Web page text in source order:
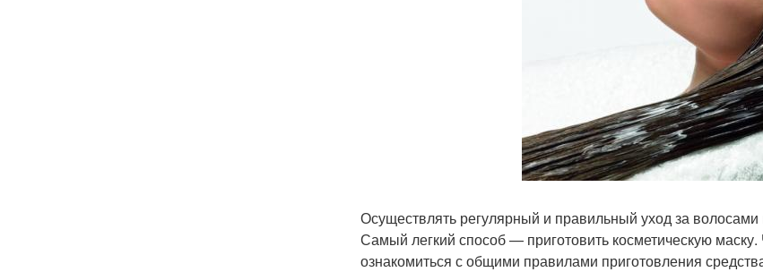
Осуществлять регулярный и правильный уход за
Самый легкий способ — приготовить косметическую маску.
ознакомиться с общими правилами приготовления